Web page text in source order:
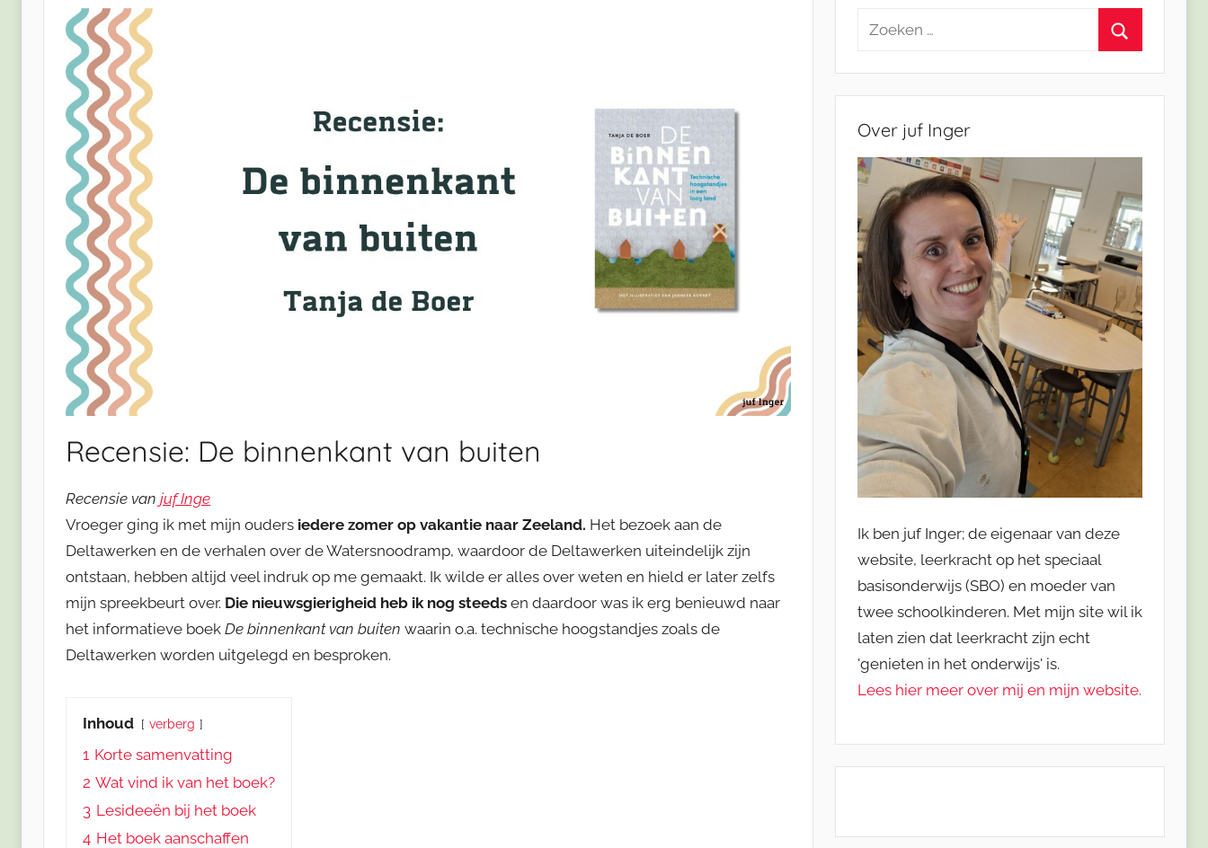
Recensie: De binnenkant van buiten
Recensie van juf Inge
Vroeger ging ik met mijn ouders iedere zomer op vakantie naar Zeeland. Het bezoek aan de
Deltawerken en de verhalen over de Watersnoodramp, waardoor de Deltawerken uiteindelijk zijn
ontstaan, hebben altijd veel indruk op me gemaakt. Ik wilde er alles over weten en hield er later zelfs
mijn spreekbeurt over. Die nieuwsgierigheid heb ik nog steeds en daardoor was ik erg benieuwd naar
het informatieve boek De binnenkant van buiten waarin o.a. technische hoogstandjes zoals de
Deltawerken worden uitgelegd en besproken.
Inhoud verberg
1 Korte samenvatting
2 Wat vind ik van het boek?
3 Lesideeën bij het boek
4 Het boek aanschaffen
Zoeken
Over juf Inger
Ik ben juf Inger; de eigenaar van deze
website, leerkracht op het speciaal
basisonderwijs (SBO) en moeder van
twee schoolkinderen. Met mijn site wil ik
laten zien dat leerkracht zijn echt
'genieten in het onderwijs' is.
Lees hier meer over mij en mijn website.